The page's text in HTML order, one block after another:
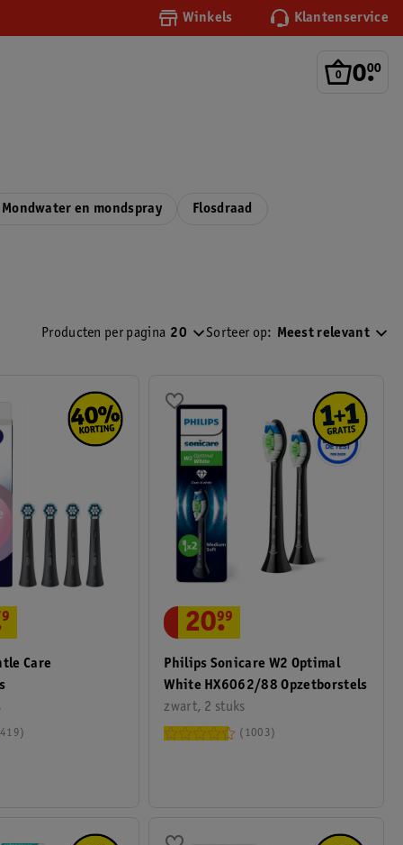
Winkels Klantenservice
0.
00
Mondwater en mondspray Flosdraad
Producten per pagina 20 Sorteer op: Meest relevant
Care
419
Philips Sonicare W2 Optimal
White HX6062/88 Opzetborstels
zwart, 2 stuks
20.
99
1003